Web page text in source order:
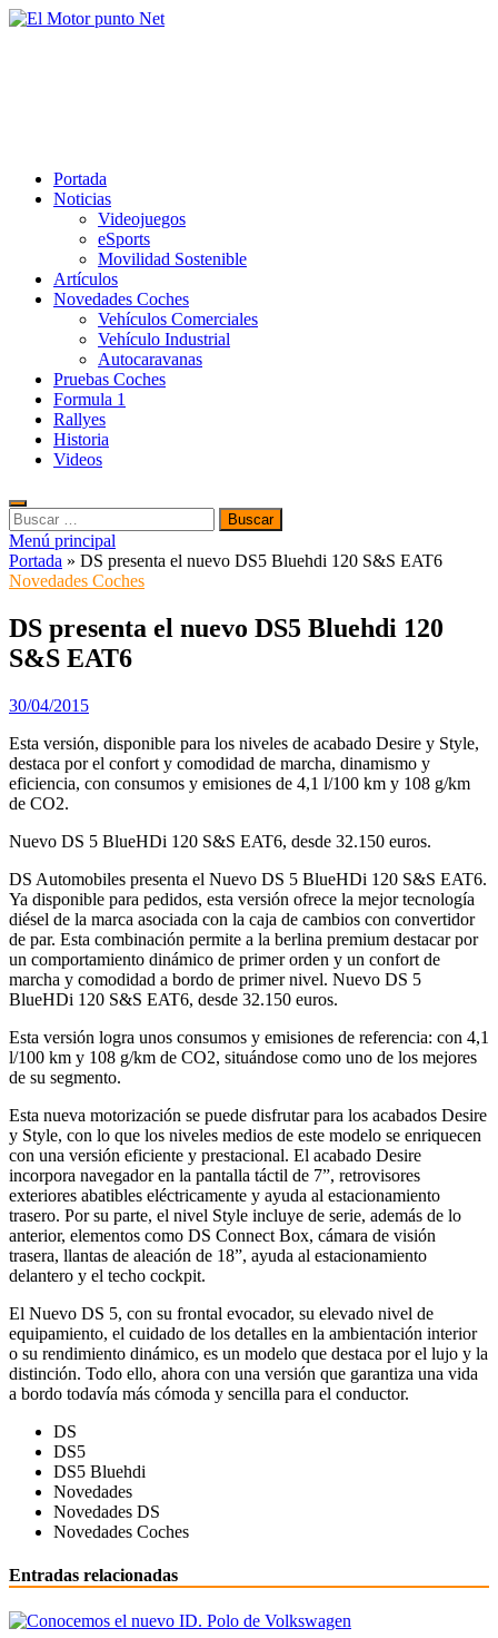
Saltar
Portada
Noticias
Videojuegos
eSports
Movilidad Sostenible
Artículos
Novedades Coches
Vehículos Comerciales
Vehículo Industrial
Autocaravanas
Pruebas Coches
Formula 1
Rallyes
Historia
Videos
Buscar:
Menú principal
Portada » DS presenta el nuevo DS5 Bluehdi 120 S&S EAT6
Novedades Coches
DS presenta el nuevo DS5 Bluehdi 120
S&S EAT6
30/04/2015
Esta versión, disponible para los niveles de acabado Desire y Style,
destaca por el confort y comodidad de marcha, dinamismo y
eficiencia, con consumos y emisiones de 4,1 l/100 km y 108 g/km
de CO2.
Nuevo DS 5 BlueHDi 120 S&S EAT6, desde 32.150 euros.
DS Automobiles presenta el Nuevo DS 5 BlueHDi 120 S&S EAT6.
Ya disponible para pedidos, esta versión ofrece la mejor tecnología
diésel de la marca asociada con la caja de cambios con convertidor
de par. Esta combinación permite a la berlina premium destacar por
un comportamiento dinámico de primer orden y un confort de
marcha y comodidad a bordo de primer nivel. Nuevo DS 5
BlueHDi 120 S&S EAT6, desde 32.150 euros.
Esta versión logra unos consumos y emisiones de referencia: con 4,1
l/100 km y 108 g/km de CO2, situándose como uno de los mejores
de su segmento.
Esta nueva motorización se puede disfrutar para los acabados Desire
y Style, con lo que los niveles medios de este modelo se enriquecen
con una versión eficiente y prestacional. El acabado Desire
incorpora navegador en la pantalla táctil de 7”, retrovisores
exteriores abatibles eléctricamente y ayuda al estacionamiento
trasero. Por su parte, el nivel Style incluye de serie, además de lo
anterior, elementos como DS Connect Box, cámara de visión
trasera, llantas de aleación de 18”, ayuda al estacionamiento
delantero y el techo cockpit.
El Nuevo DS 5, con su frontal evocador, su elevado nivel de
equipamiento, el cuidado de los detalles en la ambientación interior
o su rendimiento dinámico, es un modelo que destaca por el lujo y la
distinción. Todo ello, ahora con una versión que garantiza una vida
a bordo todavía más cómoda y sencilla para el conductor.
DS
DS5
DS5 Bluehdi
Novedades
Novedades DS
Novedades Coches
Entradas relacionadas